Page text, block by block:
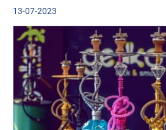
13-07-2023